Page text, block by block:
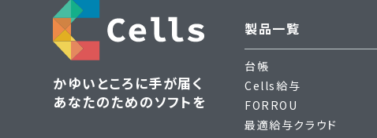
かゆいところに手が届く
あなたのためのソフトを
製品一覧
台帳
Cells給与
FORROU
最適給与クラウド